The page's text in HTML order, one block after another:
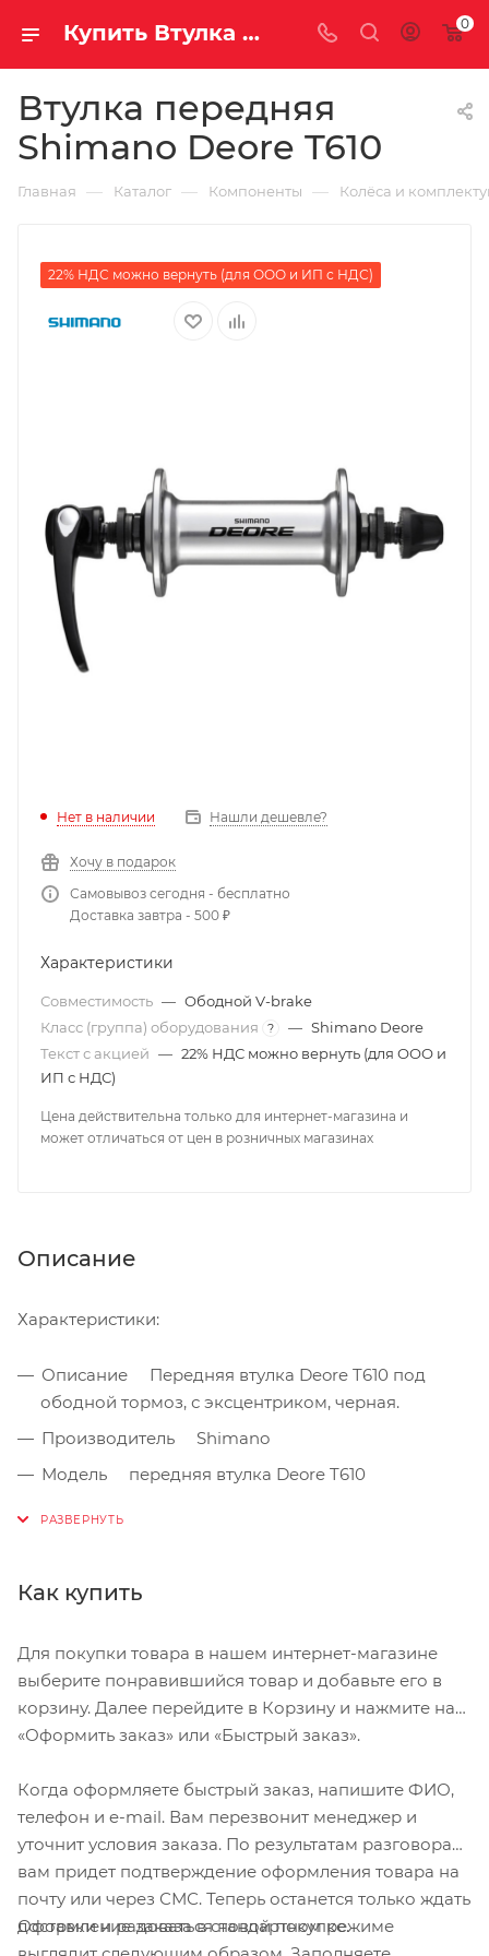
Купить Втулка передняя Shimano Deore T610 за рублей, а со скидкой 0
Втулка передняя
Shimano Deore T610
Главная — Каталог — Компоненты — Колёса и
22% НДС можно вернуть (для ООО и ИП с НДС)
Нет в наличии Нашли дешевле?
Хочу в подарок
Самовывоз сегодня - бесплатно
Доставка завтра - 500 ₽
Характеристики
Совместимость — Ободной V-brake
Класс (группа) оборудования
? — Shimano Deore
Текст с акцией — 22% НДС можно вернуть (для ООО и
ИП с НДС)
Цена действительна только для интернет-магазина и
может отличаться от цен в розничных магазинах
Описание
Характеристики:
Описание Передняя втулка Deore T610 под
ободной тормоз, с эксцентриком, черная.
Производитель Shimano
Модель передняя втулка Deore T610
Назначение Туризм
Длина оси 108 мм
Посадочный размер втулки 100 мм
Материал корпуса втулки Алюминий /
Цвет корпуса Черный
Тип подшипников Радиально-упорные
подшипники и регулируемая система
подшипников («конус-чашка»)
Материал ручки эксцентрика Алюминий
Как купить
Для покупки товара в нашем интернет-магазине
выберите понравившийся товар и добавьте его в
корзину. Далее перейдите в Корзину и нажмите на
«Оформить заказ» или «Быстрый заказ».
Когда оформляете быстрый заказ, напишите ФИО,
телефон и e-mail. Вам перезвонит менеджер и
уточнит условия заказа. По результатам разговора
вам придет подтверждение оформления товара на
почту или через СМС. Теперь останется только ждать
доставки и радоваться новой покупке.
Оформление заказа в стандартном режиме